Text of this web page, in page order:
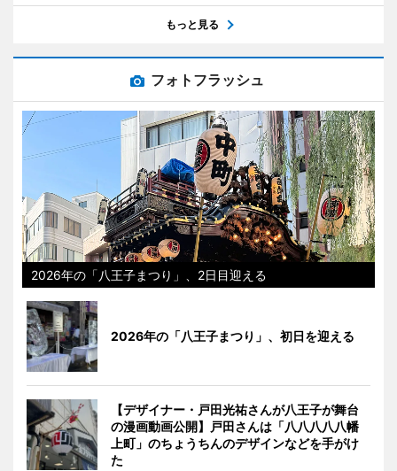
もっと見る
フォトフラッシュ
2026年の「八王子まつり」、2日目迎える
2026年の「八王子まつり」、初日を迎える
【デザイナー・戸田光祐さんが八王子が舞台
の漫画動画公開】戸田さんは「八八八八八幡
上町」のちょうちんのデザインなどを手がけ
た